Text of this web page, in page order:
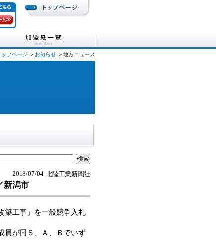
ップページ ＞ お知らせ ＞地方ニュース
北陸工業新聞社
2018/07/04
新潟市
築工事」を一般競争入札
員が同Ｓ、Ａ、Ｂでいず